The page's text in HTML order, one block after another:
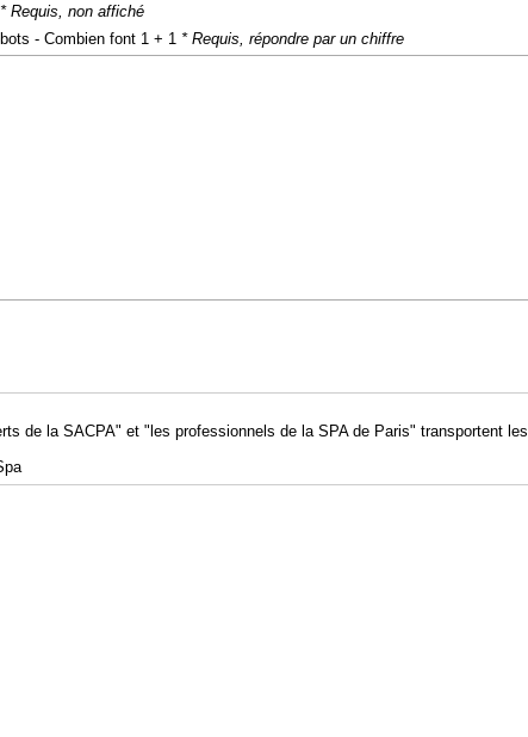
* Requis, non affiché
- Combien font 1 + 1 * Requis, répondre par un chiffre
de la SACPA" et "les professionnels de la SPA de Paris" transportent les